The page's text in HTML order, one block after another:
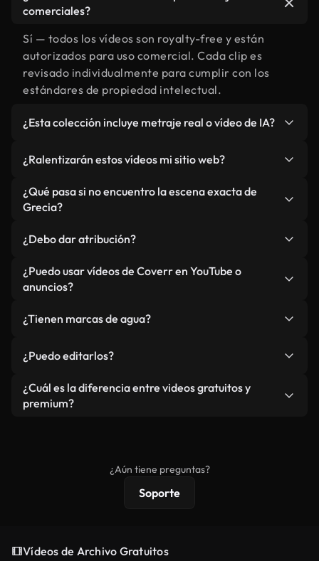
comerciales?
Sí — todos los vídeos son royalty-free y están
autorizados para uso comercial. Cada clip es
revisado individualmente para cumplir con los
estándares de propiedad intelectual.
¿Esta colección incluye metraje real o vídeo de IA?
relacionado con Grecia y vídeos generados por IA.
Todo está claramente etiquetado.
¿Ralentizarán estos vídeos mi sitio web?
No si selecciona nuestras versiones optimizadas
para web, diseñadas específicamente para uso de
métricas como LCP.
¿Qué pasa si no encuentro la escena exacta de
Grecia?
Studio. Describe la escena, como "Grecia al
atardecer", y la IA la generará en segundos
conforme a nuestros estándares.
¿Debo dar atribución?
No es necesario. Todos los vídeos en nuestra
biblioteca son royalty-free, aunque siempre se
¿Puedo usar vídeos de Coverr en YouTube o
anuncios?
monetizados y anuncios, siempre que no se
independiente.
¿Tienen marcas de agua?
agua. Obtendrá metraje limpio y listo para usar en
cada descarga.
¿Puedo editarlos?
Sí. Eres libre de recortar o mezclar nuestros
vídeos. Solo asegúrese de que el producto final no
¿Cuál es la diferencia entre videos gratuitos y
premium?
protecciones de licencia extendidas.
¿Aún tiene preguntas?
Soporte
Vídeos de Archivo Gratuitos